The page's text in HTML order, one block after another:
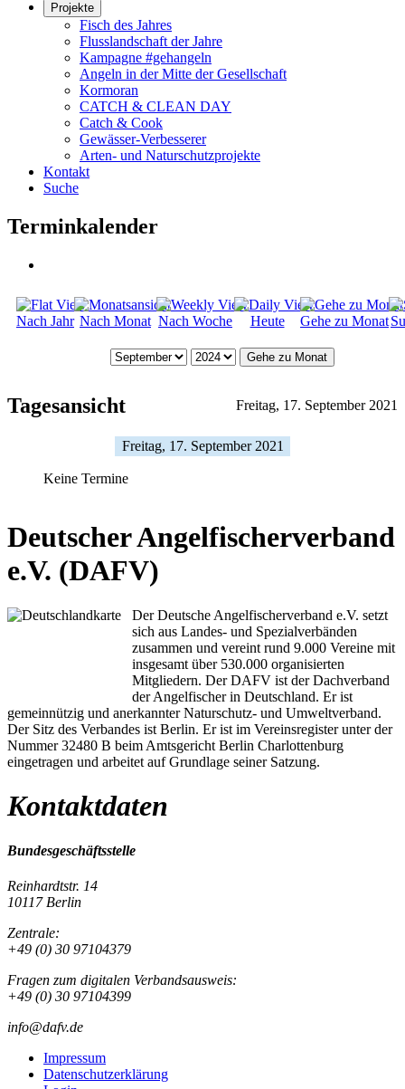
Projekte
Fisch des Jahres
Flusslandschaft der Jahre
Kampagne #gehangeln
Angeln in der Mitte der Gesellschaft
Kormoran
CATCH & CLEAN DAY
Catch & Cook
Gewässer-Verbesserer
Arten- und Naturschutzprojekte
Kontakt
Suche
Terminkalender
Nach Jahr Nach Monat Nach Woche Heute Gehe zu Monat
Gehe zu Monat
Tagesansicht Freitag, 17. September 2021
Freitag, 17. September 2021
Keine Termine
Deutscher Angelfischerverband
e.V. (DAFV)
Der Deutsche Angelfischerverband e.V. setzt
sich aus Landes- und Spezialverbänden
zusammen und vereint rund 9.000 Vereine mit
insgesamt über 530.000 organisierten
Mitgliedern. Der DAFV ist der Dachverband
der Angelfischer in Deutschland. Er ist
gemeinnützig und anerkannter Naturschutz- und Umweltverband.
Der Sitz des Verbandes ist Berlin. Er ist im Vereinsregister unter der
Nummer 32480 B beim Amtsgericht Berlin Charlottenburg
eingetragen und arbeitet auf Grundlage seiner Satzung.
Kontaktdaten
Bundesgeschäftsstelle
Reinhardtstr. 14
10117 Berlin
Zentrale:
+49 (0) 30 97104379
Fragen zum digitalen Verbandsausweis:
+49 (0) 30 97104399
info@dafv.de
Impressum
Datenschutzerklärung